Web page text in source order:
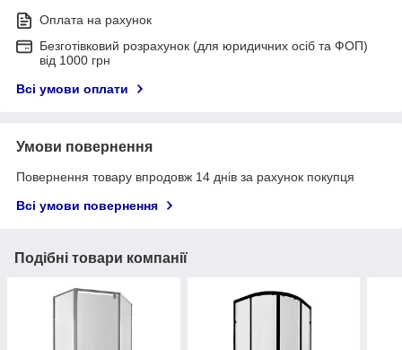
Оплата на рахунок
Безготівковий розрахунок (для юридичних осіб та ФОП)
від 1000 грн
Всі умови оплати
Умови повернення
Повернення товару впродовж 14 днів за рахунок покупця
Всі умови повернення
Подібні товари компанії